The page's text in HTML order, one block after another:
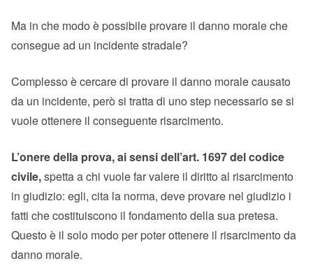
Ma in che modo è possibile provare il danno morale che
consegue ad un incidente stradale?
Complesso è cercare di provare il danno morale causato
da un incidente, però si tratta di uno step necessario se si
vuole ottenere il conseguente risarcimento.
L’onere della prova, ai sensi dell’art. 1697 del codice
civile,spetta a chi vuole far valere il diritto al risarcimento
in giudizio: egli, cita la norma, deve provare nel giudizio i
fatti che costituiscono il fondamento della sua pretesa.
Questo è il solo modo per poter ottenere il risarcimento da
danno morale.